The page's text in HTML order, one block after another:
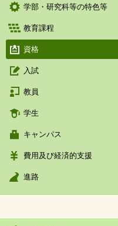
学部・研究科等の特色等
教育課程
資格
入試
教員
学生
キャンパス
費用及び経済的支援
進路